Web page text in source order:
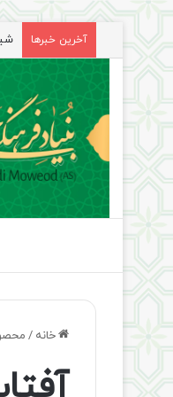
آخرین خبرها
خانه /